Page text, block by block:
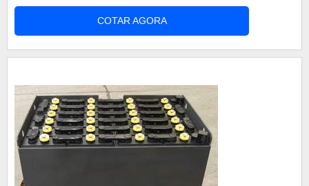
ligam em série de 2 volts cada uma, totalizando
sua força eletromotriz de 12 V, empregada em
carros, funciona no sistema de amperagem,
COTAR AGORA